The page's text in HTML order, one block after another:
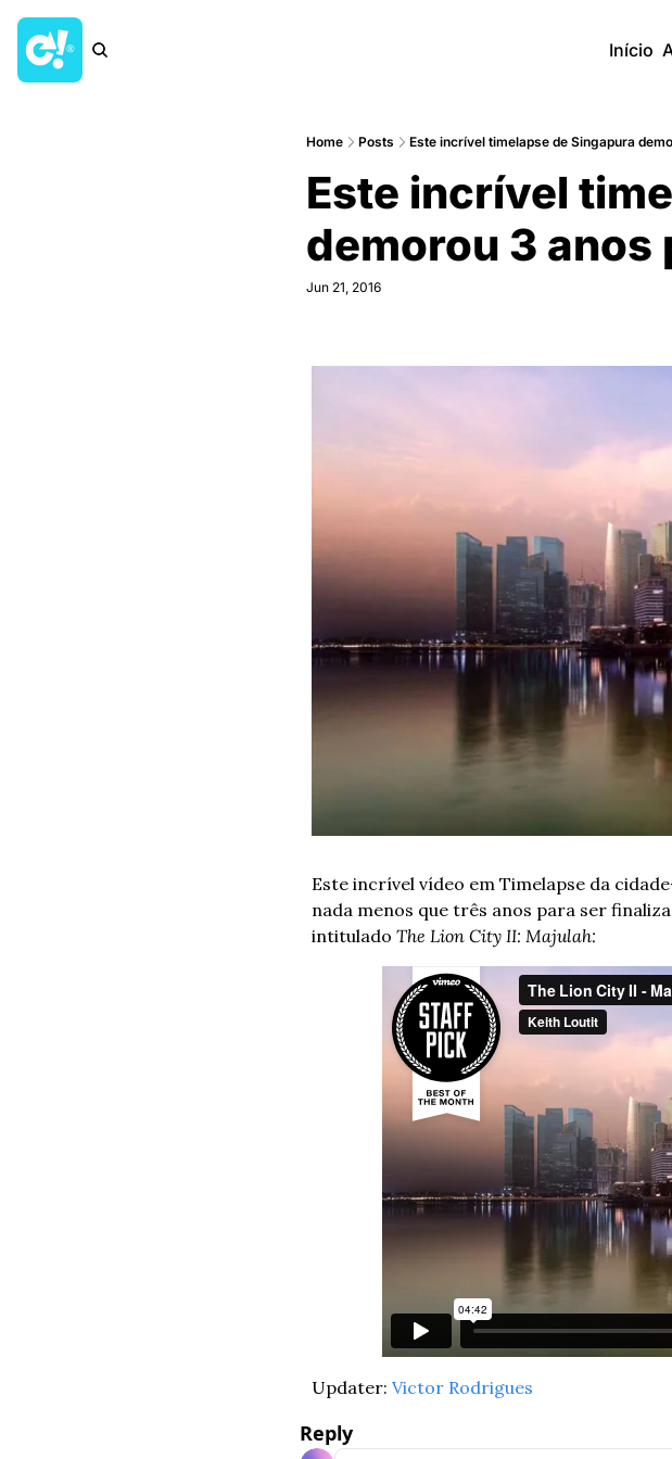
Início
Home Posts Este incrível timelapse de Singapura
Este incrível
demorou 3
Jun 21, 2016
Este incrível vídeo em Timelapse da
nada menos que três anos para ser
intitulado The Lion City II: Majulah:
Updater: Victor Rodrigues
Reply